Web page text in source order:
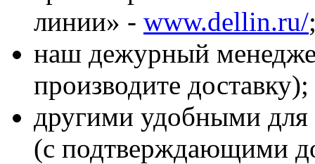
линии» - www.dellin.ru/
наш дежурный
производите доставку);
другими удобными для
(с подтверждающими